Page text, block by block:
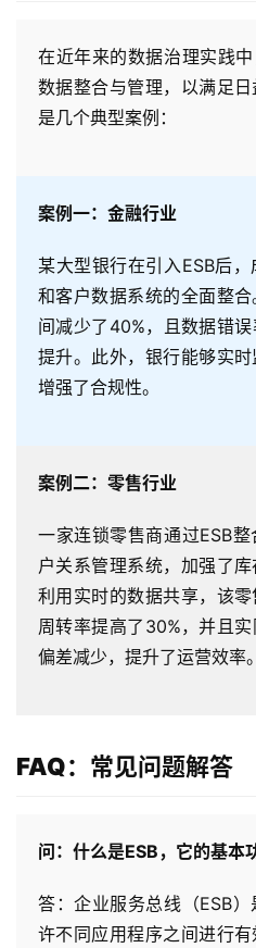
品
方
生
作
务
支
联
在近年来的数据治理实践
数据整合与管理，以满足
是几个典型案例：
案例一：金融行业
某大型银行在引入ESB后
和客户数据系统的全面整
间减少了40%，且数据错
提升。此外，银行能够实
增强了合规性。
案例二：零售行业
一家连锁零售商通过ESB
户关系管理系统，加强了库
利用实时的数据共享，该
周转率提高了30%，并且
偏差减少，提升了运营效率。
FAQ：常见问题解答
问：什么是ESB，它的基本
答：企业服务总线（ESB
许不同应用程序之间进行